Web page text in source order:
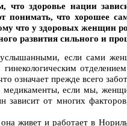
что здоровье нации
что хорошее
что у здоровых женщин
развития сильного и
если сами
означает прежде всего
если мы,
зависит от многих
живет и работает в